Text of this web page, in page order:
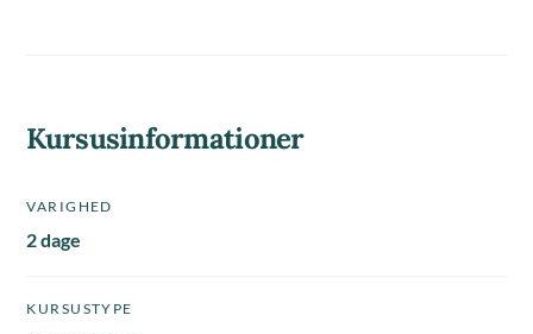
Kursusinformationer
VARIGHED
2 dage
KURSUSTYPE